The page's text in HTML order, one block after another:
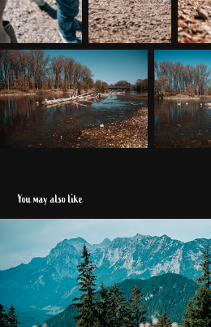
You may also like
Berchtesgaden